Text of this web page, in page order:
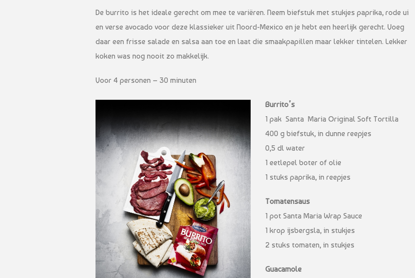
De burrito is het ideale gerecht om mee te variëren. Neem biefstuk met stukjes paprika, rode ui
en verse avocado voor deze klassieker uit Noord-Mexico en je hebt een heerlijk gerecht. Voeg
daar een frisse salade en salsa aan toe en laat die smaakpapillen maar lekker tintelen. Lekker
koken was nog nooit zo makkelijk.
Voor 4 personen – 30 minuten
Burrito’s
1 pak Santa Maria Original Soft Tortilla
400 g biefstuk, in dunne reepjes
0,5 dl water
1 eetlepel boter of olie
1 stuks paprika, in reepjes
Tomatensaus
1 pot Santa Maria Wrap Sauce
1 krop ijsbergsla, in stukjes
2 stuks tomaten, in stukjes
Guacamole